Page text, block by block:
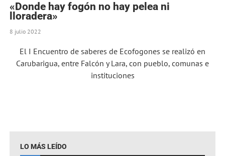
«Donde hay fogón no hay pelea ni
lloradera»
8 julio 2022
El I Encuentro de saberes de Ecofogones se realizó en
Carubarigua, entre Falcón y Lara, con pueblo, comunas e
instituciones
LO MÁS LEÍDO